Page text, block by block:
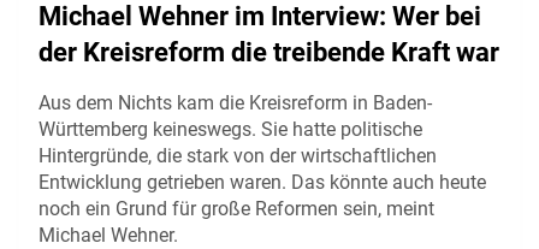
Michael Wehner im Interview: Wer bei
der Kreisreform die treibende Kraft war
Aus dem Nichts kam die Kreisreform in Baden-
Württemberg keineswegs. Sie hatte politische
Hintergründe, die stark von der wirtschaftlichen
Entwicklung getrieben waren. Das könnte auch heute
noch ein Grund für große Reformen sein, meint
Michael Wehner.